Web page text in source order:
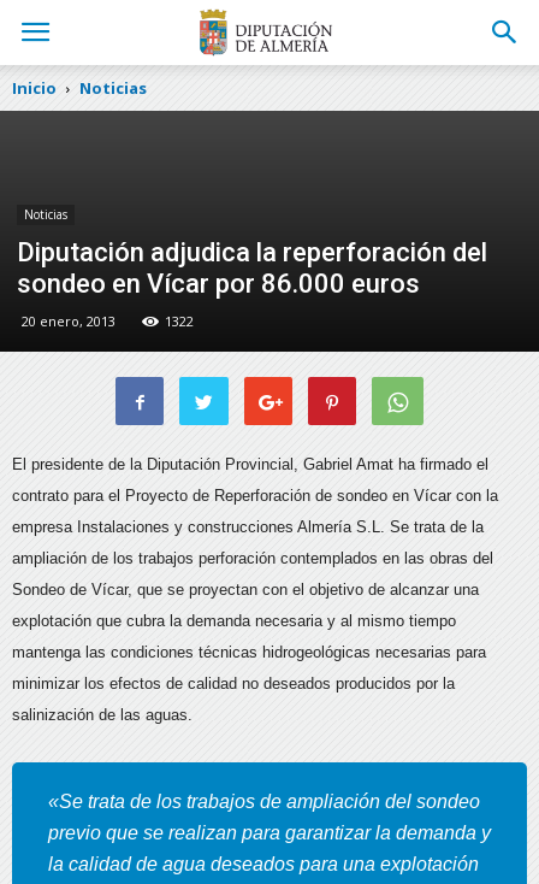
Inicio Noticias
Noticias
Diputación adjudica la reperforación del
sondeo en Vícar por 86.000 euros
20 enero, 2013 1322
El presidente de la Diputación Provincial, Gabriel Amat ha firmado el
contrato para el Proyecto de Reperforación de sondeo en Vícar con la
empresa Instalaciones y construcciones Almería S.L. Se trata de la
ampliación de los trabajos perforación contemplados en las obras del
Sondeo de Vícar, que se proyectan con el objetivo de alcanzar una
explotación que cubra la demanda necesaria y al mismo tiempo
mantenga las condiciones técnicas hidrogeológicas necesarias para
minimizar los efectos de calidad no deseados producidos por la
salinización de las aguas.
«Se trata de los trabajos de ampliación del sondeo
previo que se realizan para garantizar la demanda y
la calidad de agua deseados para una explotación